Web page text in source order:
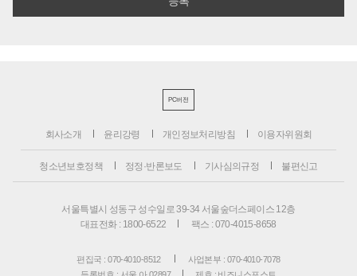
PC버전
회사소개 윤리강령 개인정보처리방침 이용자위원회
청소년보호정책 정정·반론보도 기사심의규정 불편신고
서울특별시 성동구 성수일로 39-34 서울숲더스페이스 12층
대표전화 : 1800-6522
팩스 : 070-4015-8658
편집국 : 070-4010-8512
사업본부 : 070-4010-7078